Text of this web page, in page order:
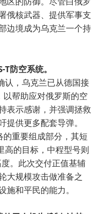
俄核武器、提供军事支
边境成为乌克兰一个持
防空系统。
认，乌克兰已从德国接
以帮助应对俄罗斯的空
表示感谢，并强调拯救
提供更多配套导弹。
的重要组成部分，其短
高的目标，中程型号则
。此次交付正值基辅
大规模攻击做准备之
施和平民的能力。